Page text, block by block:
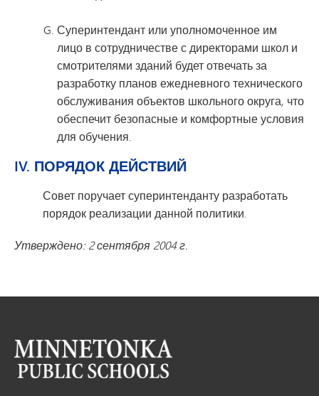
Суперинтендант или уполномоченное им
лицо в сотрудничестве с директорами школ и
смотрителями зданий будет отвечать за
разработку планов ежедневного технического
обслуживания объектов школьного округа, что
обеспечит безопасные и комфортные условия
для обучения.
IV. ПОРЯДОК ДЕЙСТВИЙ
Совет поручает суперинтенданту разработать
порядок реализации данной политики.
Утверждено: 2 сентября 2004 г.